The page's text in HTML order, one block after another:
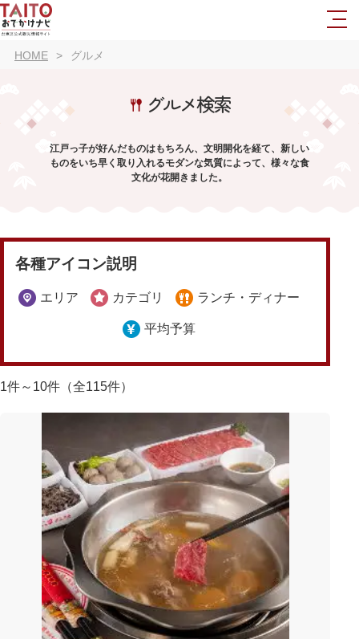
HOME グルメ
グルメ検索
江戸っ子が好んだものはもちろん、文明開化を経て、新しい
ものをいち早く取り入れるモダンな気質によって、様々な食
文化が花開きました。
各種アイコン説明
エリア カテゴリ ランチ・ディナー
平均予算
1件～10件（全115件）